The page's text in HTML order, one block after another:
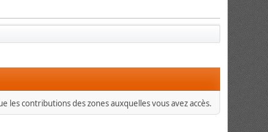
contributions des zones auxquelles vous avez accès.